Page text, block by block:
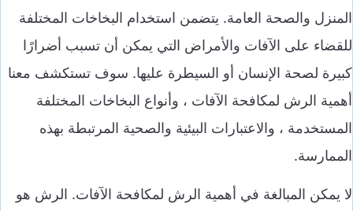
المنزل والصحة العامة. يتضمن استخدام البخاخات المختلفة
للقضاء على الآفات والأمراض التي يمكن أن تسبب أضرارًا
كبيرة لصحة الإنسان أو السيطرة عليها. سوف تستكشف معنا
أهمية الرش لمكافحة الآفات ، وأنواع البخاخات المختلفة
المستخدمة ، والاعتبارات البيئية والصحية المرتبطة بهذه
الممارسة.
لا يمكن المبالغة في أهمية الرش لمكافحة الآفات. الرش هو